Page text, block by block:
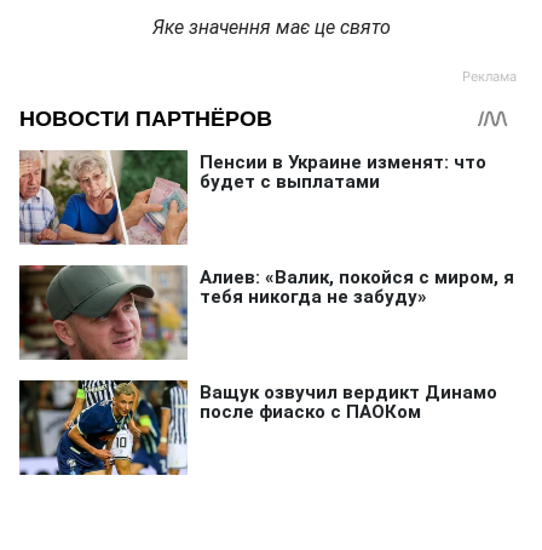
Яке значення має це свято